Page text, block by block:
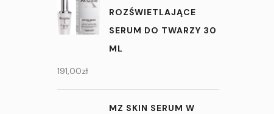
ROZŚWIETLAJĄCE
SERUM DO TWARZY 30
ML
191,00zł
MZ SKIN SERUM W